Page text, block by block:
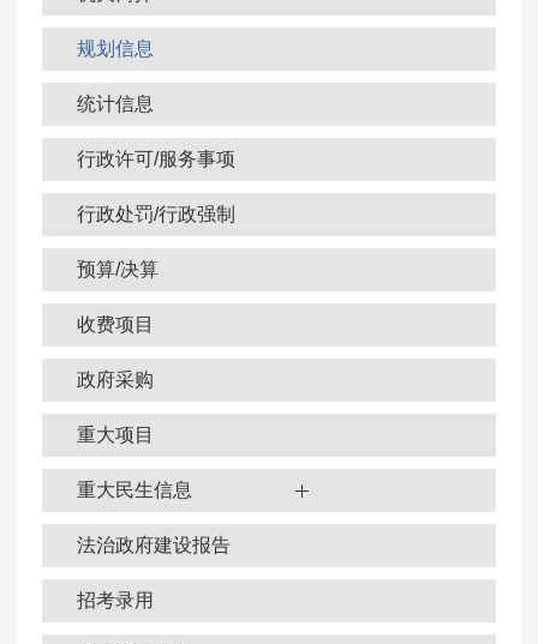
规划信息
统计信息
行政许可/服务事项
行政处罚/行政强制
预算/决算
收费项目
政府采购
重大项目
重大民生信息
法治政府建设报告
招考录用